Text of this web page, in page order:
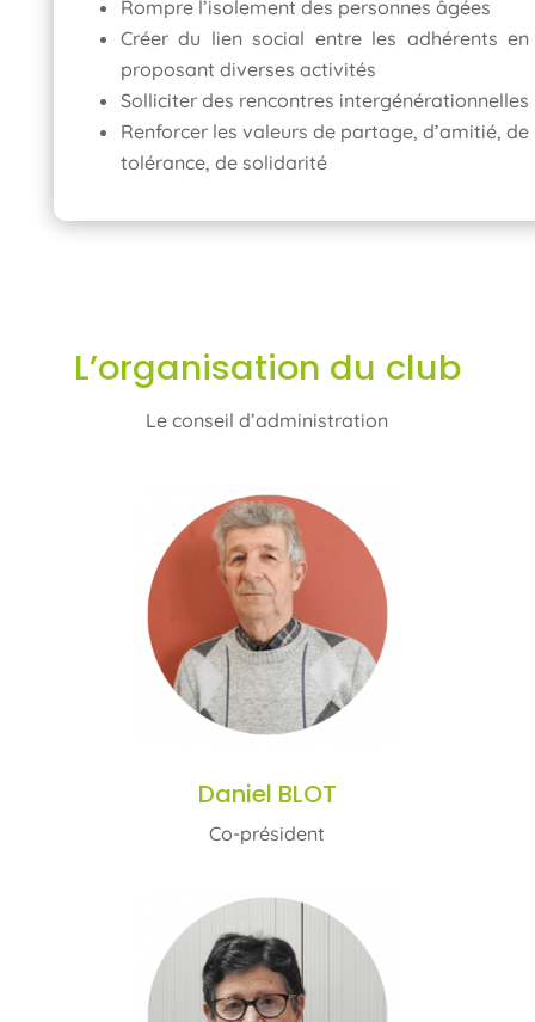
Rompre l’isolement des personnes âgées
Créer du lien social entre les adhérents en
proposant diverses activités
Solliciter des rencontres intergénérationnelles
Renforcer les valeurs de partage, d’amitié, de
tolérance, de solidarité
L’organisation du club
Le conseil d’administration
Daniel BLOT
Co-président